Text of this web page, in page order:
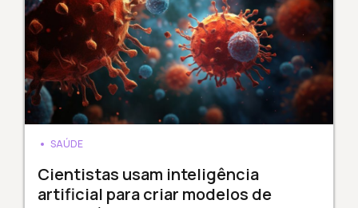
SAÚDE
Cientistas usam inteligência
artificial para criar modelos de